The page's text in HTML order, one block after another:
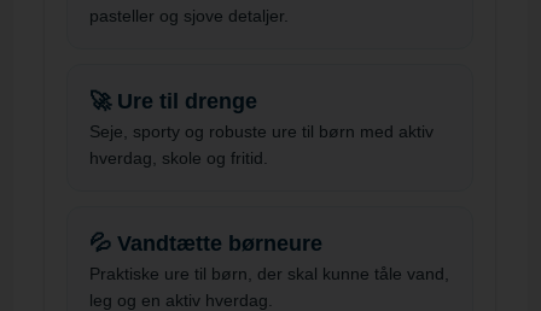
pasteller og sjove detaljer.
🚀 Ure til drenge
Seje, sporty og robuste ure til børn med aktiv
hverdag, skole og fritid.
💦 Vandtætte børneure
Praktiske ure til børn, der skal kunne tåle vand,
leg og en aktiv hverdag.